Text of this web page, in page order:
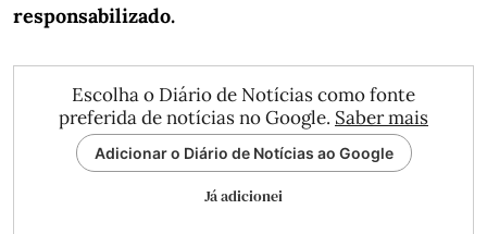
responsabilizado.
Escolha o Diário de Notícias como fonte
preferida de notícias no Google. Saber mais
Adicionar o Diário de Notícias ao Google
Já adicionei